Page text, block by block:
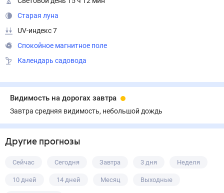
Старая луна
UV-индекс 7
Спокойное магнитное поле
Календарь садовода
Видимость на дорогах завтра
Завтра средняя видимость, небольшой дождь
Другие прогнозы
Сейчас Сегодня Завтра 3 дня Неделя
10 дней 14 дней Месяц Выходные